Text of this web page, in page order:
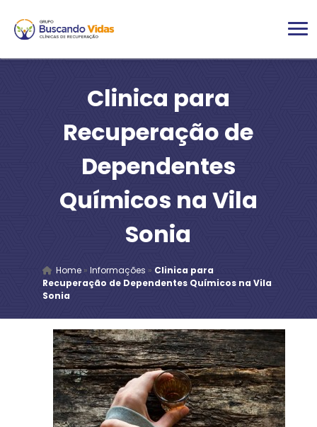
Clinica para
Recuperação de
Dependentes
Químicos na Vila
Sonia
Home» Informações » Clinica para
Recuperação de Dependentes Químicos na Vila
Sonia